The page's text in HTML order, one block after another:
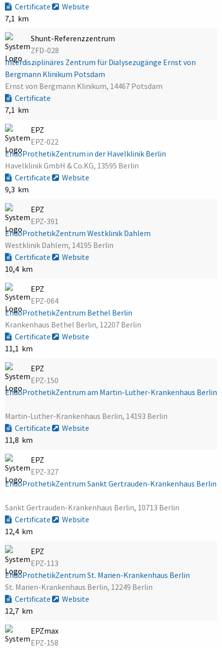
Certificate
Website
7,1 km
Shunt-Referenzzentrum
ZFD-028
Interdisziplinäres Zentrum für Dialysezugänge Ernst von
Bergmann Klinikum Potsdam
Ernst von Bergmann Klinikum, 14467 Potsdam
Certificate
7,1 km
EPZ
EPZ-022
EndoProthetikZentrum in der Havelklinik Berlin
Havelklinik GmbH & Co.KG, 13595 Berlin
Certificate
Website
9,3 km
EPZ
EPZ-391
EndoProthetikZentrum Westklinik Dahlem
Westklinik Dahlem, 14195 Berlin
Certificate
Website
10,4 km
EPZ
EPZ-064
EndoProthetikZentrum Bethel Berlin
Krankenhaus Bethel Berlin, 12207 Berlin
Certificate
Website
11,1 km
EPZ
EPZ-150
EndoProthetikZentrum am Martin-Luther-Krankenhaus Berlin
Martin-Luther-Krankenhaus Berlin, 14193 Berlin
Certificate
Website
11,8 km
EPZ
EPZ-327
EndoProthetikZentrum Sankt Gertrauden-Krankenhaus Berlin
Sankt Gertrauden-Krankenhaus Berlin, 10713 Berlin
Certificate
Website
12,4 km
EPZ
EPZ-113
EndoProthetikZentrum St. Marien-Krankenhaus Berlin
St. Marien-Krankenhaus Berlin, 12249 Berlin
Certificate
Website
12,7 km
EPZmax
EPZ-158